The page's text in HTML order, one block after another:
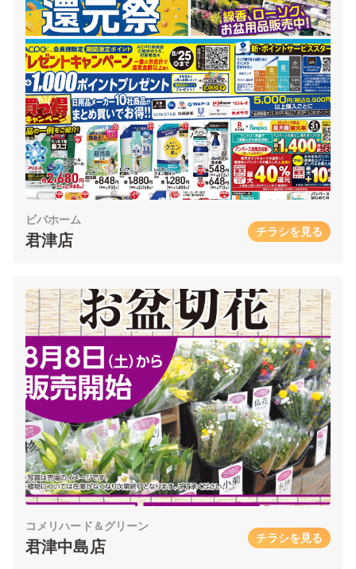
ビバホーム
君津店 チラシを見る
コメリハード＆グリーン
君津中島店 チラシを見る